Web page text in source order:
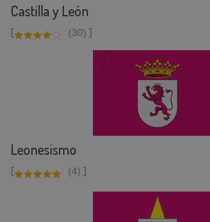
Castilla y León
[ (30) ]
Leonesismo
[ (4) ]